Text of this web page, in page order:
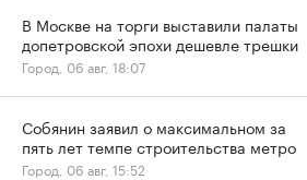
В Москве на торги выставили палаты
допетровской эпохи дешевле трешки
Город, 06 авг, 18:07
Собянин заявил о максимальном за
пять лет темпе строительства метро
Город, 06 авг, 15:52